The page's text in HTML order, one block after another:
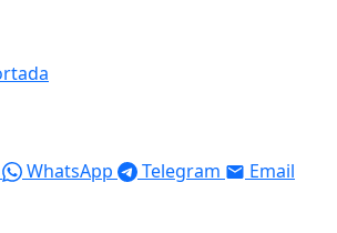
WhatsApp Telegram Email